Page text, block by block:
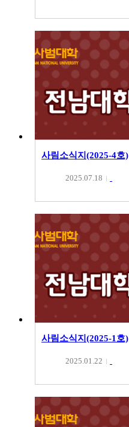
사림소식지(2025-4호)
2025.07.18
사림소식지(2025-1호)
2025.01.22